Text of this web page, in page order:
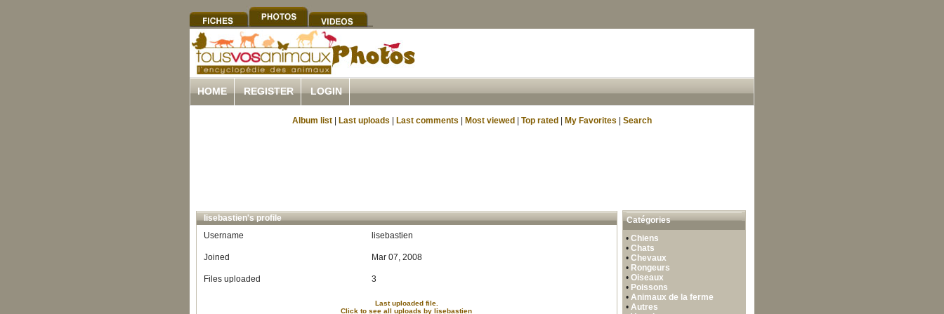
HOME REGISTER LOGIN
Album list Last uploads Last comments Most viewed Top rated My Favorites Search
lisebastien's profile
Username
lisebastien
Joined Mar 07, 2008
Files uploaded 3
Last uploaded file.
Click to see all uploads by lisebastien
Catégories
•Chiens
•Chats
•Chevaux
• Rongeurs
•Oiseaux
• Poissons
• Animaux de la ferme
• Autres